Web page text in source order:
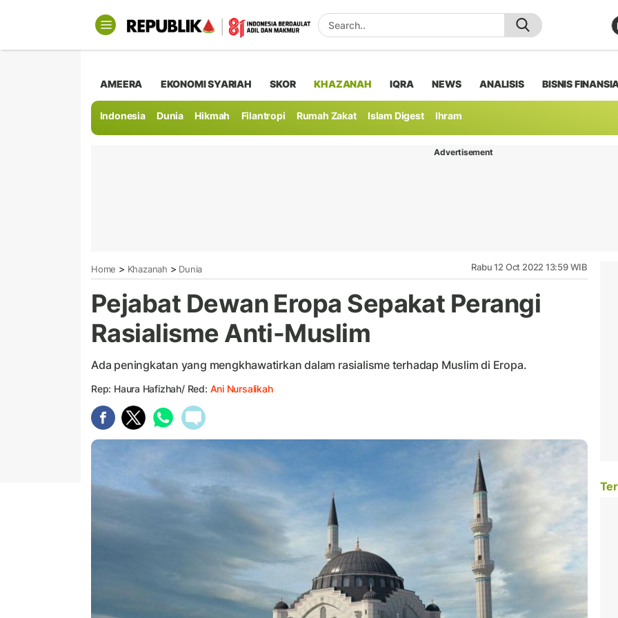
AMEERA EKONOMI SYARIAH SKOR KHAZANAH IQRA NEWS ANALISIS BISNIS
Indonesia Dunia Hikmah Filantropi Rumah Zakat Islam Digest Ihram
Advertisement
Home > Khazanah > Dunia Rabu 12 Oct 2022 13:59 WIB
Pejabat Dewan Eropa Sepakat Perangi
Rasialisme Anti-Muslim
Ada peningkatan yang mengkhawatirkan dalam rasialisme terhadap Muslim di Eropa.
Rep: Haura Hafizhah/ Red: Ani Nursalikah